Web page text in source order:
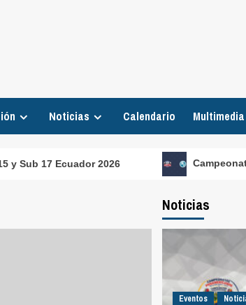
Noticias Calendario Multimedia
17 Ecuador 2026 Campeonato
Noticias
Eventos